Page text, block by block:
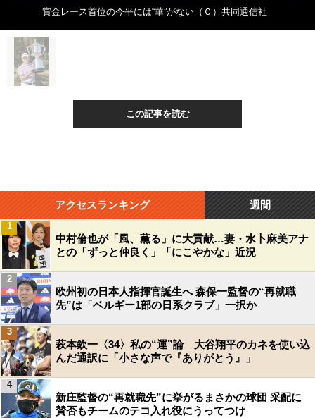
賞金レース首位の今平には“華”がない（Ｃ）共同通信社
この記事を読む
アクセスランキング 週間
中村倫也が「風、薫る」に大貢献…妻・水卜麻美アナ
との「ずっと仲良く」「にこやかな」近況
1
欧州初の日本人指揮官誕生へ 森保一監督の“再就職
先”は「ベルギー1部の日系クラブ」一択か
2
萩本欽一〈34〉私の“運”論 大谷翔平のカネを使い込
んだ通訳に「小さな声で『ありがとう』」
3
新庄監督の“再就職先”に挙がるまさかの球団 采配に
賛否もチームのテコ入れ役にうってつけ
4